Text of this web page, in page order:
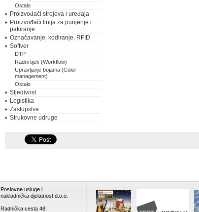
Ostalo
Proizvođači strojeva i uređaja
Proizvođači linija za punjenje i
pakiranje
Označavanje, kodiranje, RFID
Softver
DTP
Radni tijek (Workflow)
Upravljanje bojama (Color
management)
Ostalo
Sljedivost
Logistika
Zastupstva
Strukovne udruge
Poslovne usluge i
nakladnička djelatnost d.o.o.
Radnička cesta 48,